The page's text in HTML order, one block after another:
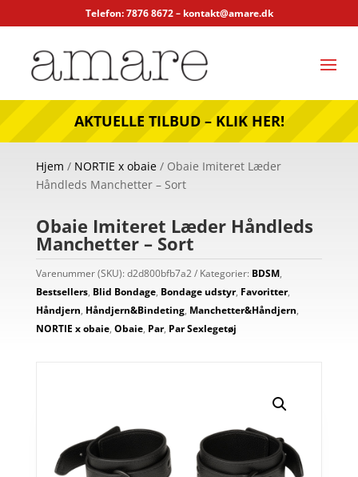
Telefon: 7876 8672 – kontakt@amare.dk
AKTUELLE TILBUD – KLIK HER!
Hjem / NORTIE x obaie/ Obaie Imiteret Læder
Håndleds Manchetter – Sort
Obaie Imiteret Læder Håndleds
Manchetter – Sort
Varenummer (SKU):d2d800bfb7a2 Kategorier: BDSM,
Bestsellers, Blid Bondage, Bondage udstyr, Favoritter,
Håndjern, Håndjern&Bindeting, Manchetter&Håndjern,
NORTIE x obaie, Obaie, Par, Par Sexlegetøj